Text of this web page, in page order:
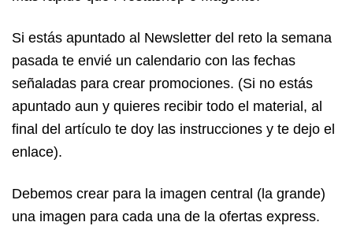
Si estás apuntado al Newsletter del reto la semana
pasada te envié un calendario con las fechas
señaladas para crear promociones. (Si no estás
apuntado aun y quieres recibir todo el material, al
final del artículo te doy las instrucciones y te dejo el
enlace).
Debemos crear para la imagen central (la grande)
una imagen para cada una de la ofertas express.